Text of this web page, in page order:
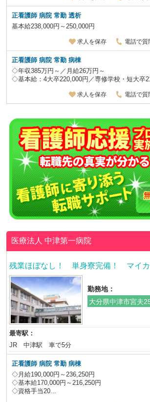
正看護師 病院 常勤 透析
基本給238,000円～250,000円
求人を保存 電話で質
正看護師 病院 常勤 病棟
◇年収385万円～／月給26万円～
◇基本給：4大卒220,000円／専修学校・短大卒
求人を保存 電話で質
医療法人 中津第一病院
残業ほぼなし！ 単身寮完備！ マイカ
勤務地：
大分県中津市宮夫
最寄駅：
JR 中津駅 車で5分
正看護師 病院 常勤 病棟
◇月給190,000円～236,250円
◇基本給170,000円～216,250円
◇資格手当20...